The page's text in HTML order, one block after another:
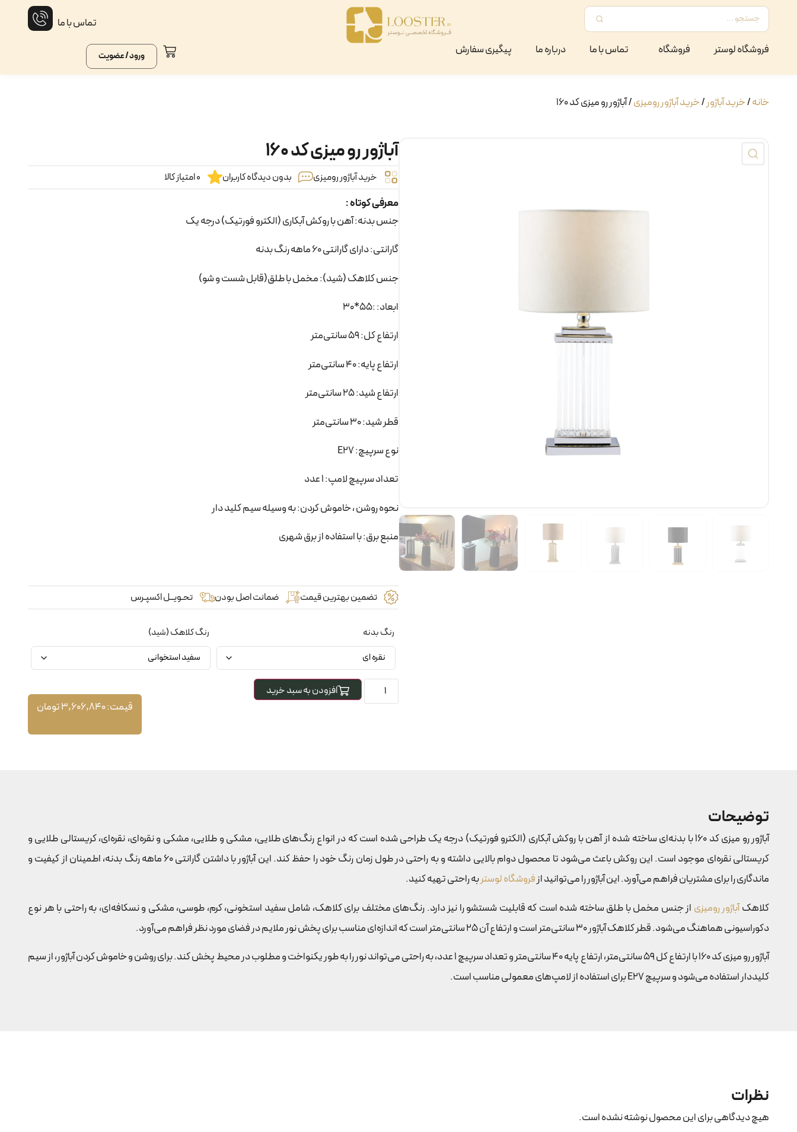
تماس با ما
فروشگاه لوستر
فروشگاه تماس با ما درباره ما پیگیری سفارش ورود / عضویت
خانه/خرید آباژور/خرید آباژور رومیزی/ آباژور رو میزی کد ۱۶۰
آباژور رو میزی کد ۱۶۰
خرید آباژور رومیزی بدون دیدگاه کاربران 0 امتیاز کالا
معرفی کوتاه :
جنس بدنه: آهن با روکش آبکاری (الکترو فورتیک) درجه یک
گارانتی: دارای گارانتی 60 ماهه رنگ بدنه
جنس کلاهک (شید): مخمل با طلق(قابل شست و شو)
ابعاد: :55*30
ارتفاع کل: 59 سانتی‌متر
ارتفاع پایه: 40 سانتی‌متر
ارتفاع شید: 25 سانتی‌متر
قطر شید: 30 سانتی‌متر
نوع سرپیچ: E27
تعداد سرپیچ لامپ: 1 عدد
نحوه روشن ، خاموش کردن: به وسیله سیم کلید دار
منبع برق: با استفاده از برق شهری
تضمین بهترین قیمت ضمانت اصل بودن تحـویــل اکسپـرس
رنگ بدنه رنگ کلاهک (شید)
افزودن به سبد خرید
قیمت:3,606,840تومان
توضیحات
آباژور رو میزی کد 160 با بدنه‌ای ساخته شده از آهن با روکش آبکاری (الکترو فورتیک) درجه یک طراحی شده است که در انواع رنگ‌های طلایی، مشکی و طلایی، مشکی و نقره‌ای، نقره‌ای، کریستالی طلایی و
کریستالی نقره‌ای موجود است. این روکش باعث می‌شود تا محصول دوام بالایی داشته و به راحتی در طول زمان رنگ خود را حفظ کند. این آباژور با داشتن گارانتی 60 ماهه رنگ بدنه، اطمینان از کیفیت و
ماندگاری را برای مشتریان فراهم می‌آورد. این آباژور را می‌توانید ازفروشگاه لوستربه راحتی تهیه کنید.
کلاهکآباژور رومیزی از جنس مخمل با طلق ساخته شده است که قابلیت شستشو را نیز دارد. رنگ‌های مختلف برای کلاهک، شامل سفید استخونی، کرم، طوسی، مشکی و نسکافه‌ای، به راحتی با هر نوع
دکوراسیونی هماهنگ می‌شود. قطر کلاهک آباژور 30 سانتی‌متر است و ارتفاع آن 25 سانتی‌متر است که اندازه‌ای مناسب برای پخش نور ملایم در فضای مورد نظر فراهم می‌آورد.
آباژور رو میزی کد 160 با ارتفاع کل 59 سانتی‌متر، ارتفاع پایه 40 سانتی‌متر و تعداد سرپیچ 1 عدد، به راحتی می‌تواند نور را به طور یکنواخت و مطلوب در محیط پخش کند. برای روشن و خاموش کردن آباژور، از سیم
کلیددار استفاده می‌شود و سرپیچ E27 برای استفاده از لامپ‌های معمولی مناسب است.
نظرات
هیچ دیدگاهی برای این محصول نوشته نشده است.